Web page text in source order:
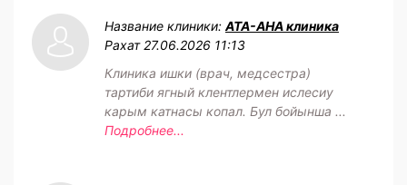
Название клиники: АТА-АНА клиника
Рахат 27.06.2026 11:13
Клиника ишки (врач, медсестра)
тартиби ягный клентлермен ислесиу
карым катнасы копал. Бул бойынша ...
Подробнее...